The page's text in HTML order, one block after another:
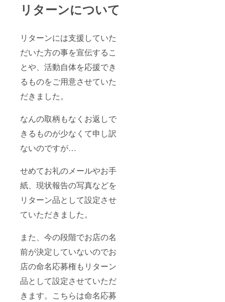
リターンについて
リターンには支援していた
だいた方の事を宣伝するこ
とや、活動自体を応援でき
るものをご用意させていた
だきました。
なんの取柄もなくお返しで
きるものが少なくて申し訳
ないのですが…
せめてお礼のメールやお手
紙、現状報告の写真などを
リターン品として設定させ
ていただきました。
また、今の段階でお店の名
前が決定していないのでお
店の命名応募権もリターン
品として設定させていただ
きます。こちらは命名応募